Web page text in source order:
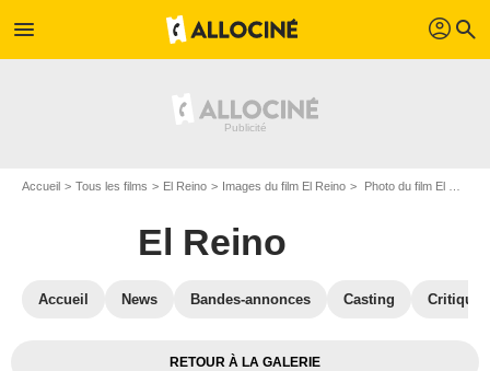
menu profil search
Accueil Tous les films El Reino Images du film El Reino Photo du film El Reino - Photo 2
El Reino
Accueil News Bandes-annonces Casting
RETOUR À LA GALERIE